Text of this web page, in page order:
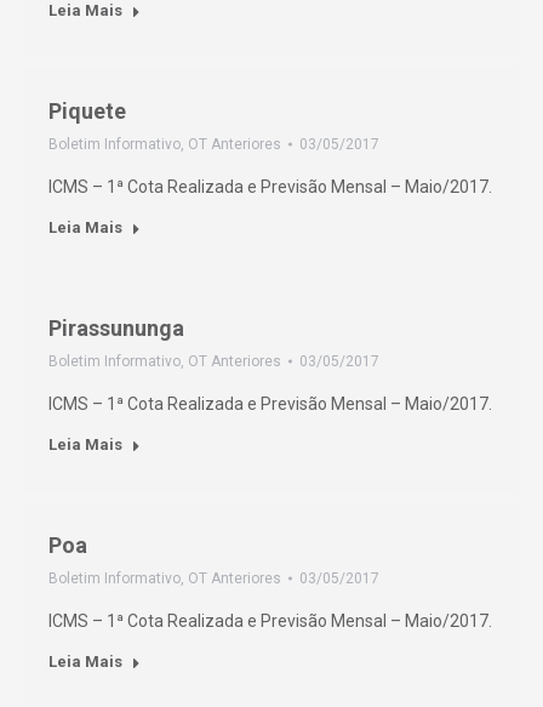
Leia Mais
Piquete
Boletim Informativo, OT Anteriores 03/05/2017
ICMS – 1ª Cota Realizada e Previsão Mensal – Maio/2017.
Leia Mais
Pirassununga
Boletim Informativo, OT Anteriores 03/05/2017
ICMS – 1ª Cota Realizada e Previsão Mensal – Maio/2017.
Leia Mais
Poa
Boletim Informativo, OT Anteriores 03/05/2017
ICMS – 1ª Cota Realizada e Previsão Mensal – Maio/2017.
Leia Mais